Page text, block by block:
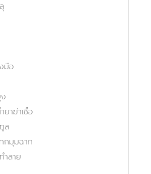
มือ
ยาฆ่าเชื้อ
ล
กมุมฉาก
ำลาย